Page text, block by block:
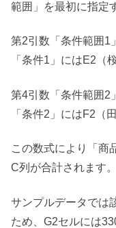
範囲」を最初に指定
第2引数「条件範囲1
「条件1」にはE2（
第4引数「条件範囲2
「条件2」にはF2（
この数式により「商
C列が合計されます。
サンプルデータでは
ため、G2セルには